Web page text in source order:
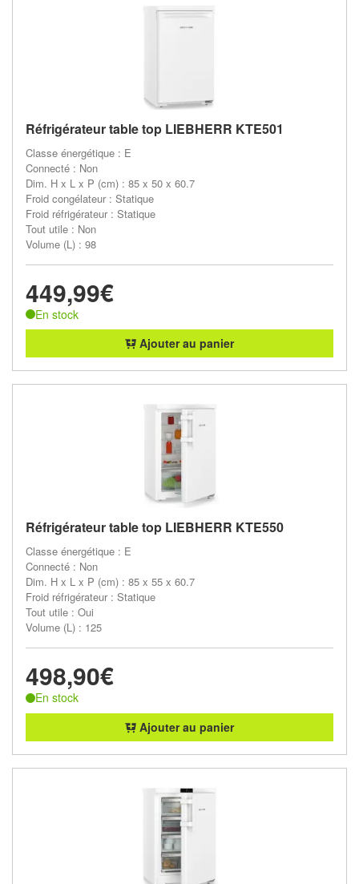
Réfrigérateur table top LIEBHERR KTE501
Classe énergétique : E
Connecté : Non
Dim. H x L x P (cm) : 85 x 50 x 60.7
Froid congélateur : Statique
Froid réfrigérateur : Statique
Tout utile : Non
Volume (L) : 98
449,99€
En stock
Ajouter au panier
Réfrigérateur table top LIEBHERR KTE550
Classe énergétique : E
Connecté : Non
Dim. H x L x P (cm) : 85 x 55 x 60.7
Froid réfrigérateur : Statique
Tout utile : Oui
Volume (L) : 125
498,90€
En stock
Ajouter au panier